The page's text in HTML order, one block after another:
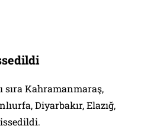
sıra Kahramanmaraş,
Diyarbakır, Elazığ,